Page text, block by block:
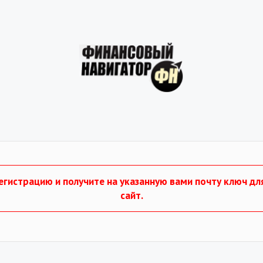
и получите на указанную вами почту ключ
сайт.